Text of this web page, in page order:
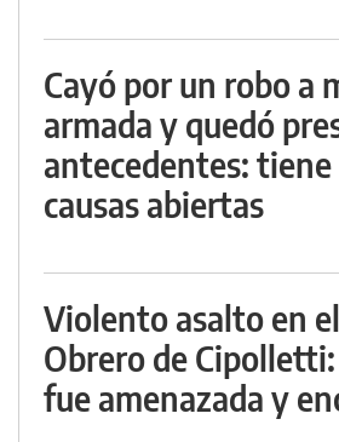
Cayó por un robo a
armada y quedó
antecedentes:
causas abiertas
Violento asalto en
Obrero de
fue amenazada y